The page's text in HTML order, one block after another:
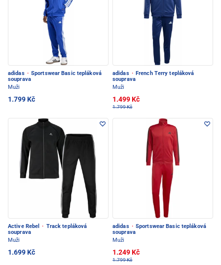
adidas · Sportswear Basic tepláková
souprava
Muži
1.799 Kč
adidas · French Terry tepláková
souprava
Muži
1.499 Kč
1.799 Kč
Active Rebel · Track tepláková
souprava
Muži
1.699 Kč
adidas · Sportswear Basic tepláková
souprava
Muži
1.249 Kč
1.799 Kč